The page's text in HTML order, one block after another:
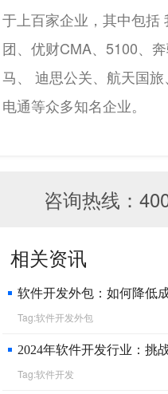
于上百家企业，其中包括
团、优财CMA、5100、
马、 迪思公关、航天国
电通等众多知名企业。
咨询热线：
相关资讯
软件开发外包：如何降低
Tag:软件开发外包
2024年软件开发行业：挑
Tag:软件开发